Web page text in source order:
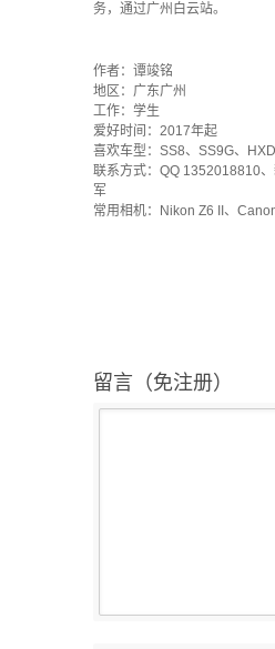
务，通过广州白云站。
作者：谭竣铭
地区：广东广州
工作：学生
爱好时间：2017年起
喜欢车型：SS8、SS9G、
联系方式：QQ 1352018810
军
常用相机：Nikon Z6 II、
留言（免注册）